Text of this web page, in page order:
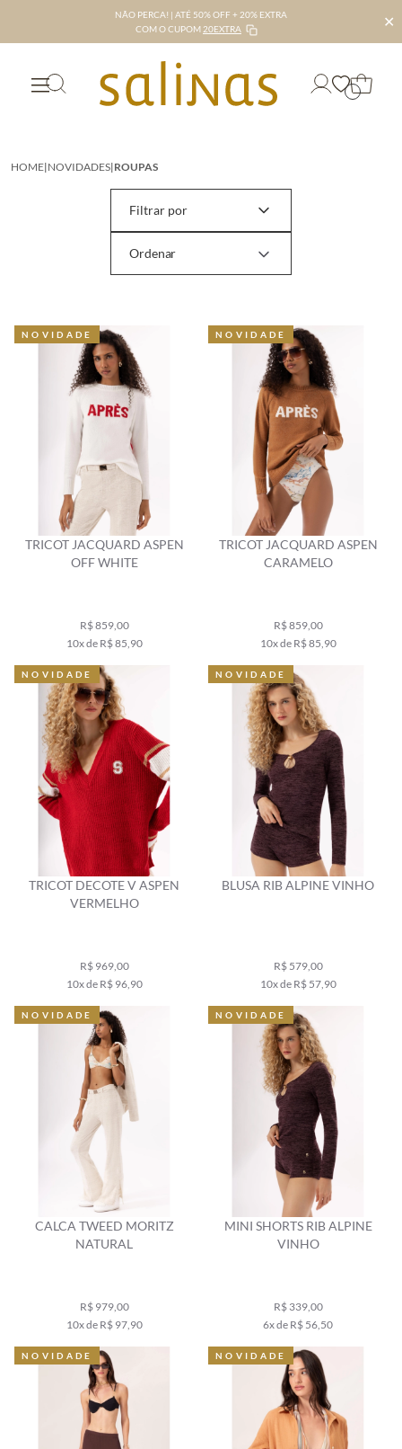
NÃO PERCA! | ATÉ 50% OFF + 20% EXTRA
COM O CUPOM 20EXTRA ✕
HOME|NOVIDADES|ROUPAS
Filtrar por
TRICOT JACQUARD ASPEN
OFF WHITE
R$ 859,00
10x de R$ 85,90
NOVIDADE
TRICOT JACQUARD ASPEN
CARAMELO
R$ 859,00
10x de R$ 85,90
NOVIDADE
TRICOT DECOTE V ASPEN
VERMELHO
R$ 969,00
10x de R$ 96,90
NOVIDADE
BLUSA RIB ALPINE VINHO
R$ 579,00
10x de R$ 57,90
NOVIDADE
CALCA TWEED MORITZ
NATURAL
R$ 979,00
10x de R$ 97,90
NOVIDADE
MINI SHORTS RIB ALPINE
VINHO
R$ 339,00
6x de R$ 56,50
NOVIDADE
NOVIDADE NOVIDADE